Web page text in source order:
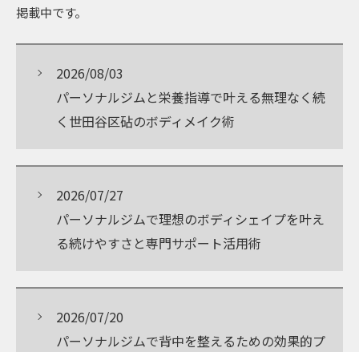
掲載中です。
2026/08/03
パーソナルジムと栄養指導で叶える無理なく続
く世田谷区砧のボディメイク術
2026/07/27
パーソナルジムで理想のボディシェイプを叶え
る続けやすさと専門サポート活用術
2026/07/20
パーソナルジムで背中を整えるための効果的プ